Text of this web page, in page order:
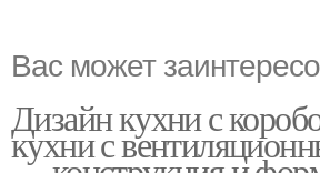
Вас может
Дизайн кухни с
кухни с